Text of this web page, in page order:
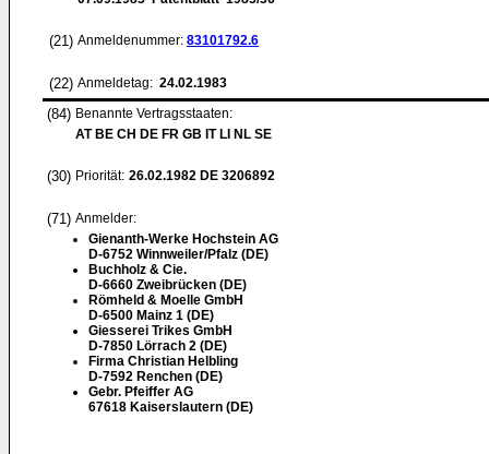
(21) Anmeldenummer: 83101792.6
(22) Anmeldetag: 24.02.1983
(84) Benannte Vertragsstaaten:
AT BE CH DE FR GB IT LI NL SE
(30) Priorität: 26.02.1982 DE 3206892
(71) Anmelder:
Gienanth-Werke Hochstein AG
D-6752 Winnweiler/Pfalz (DE)
Buchholz & Cie.
D-6660 Zweibrücken (DE)
Römheld & Moelle GmbH
D-6500 Mainz 1 (DE)
Giesserei Trikes GmbH
D-7850 Lörrach 2 (DE)
Firma Christian Helbling
D-7592 Renchen (DE)
Gebr. Pfeiffer AG
67618 Kaiserslautern (DE)